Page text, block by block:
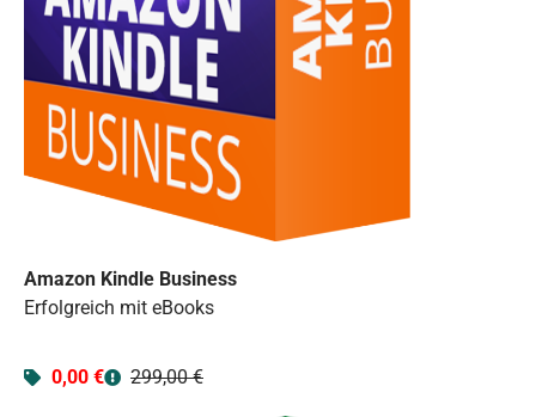
Amazon Kindle Business
Erfolgreich mit eBooks
0,00 € 299,00 €